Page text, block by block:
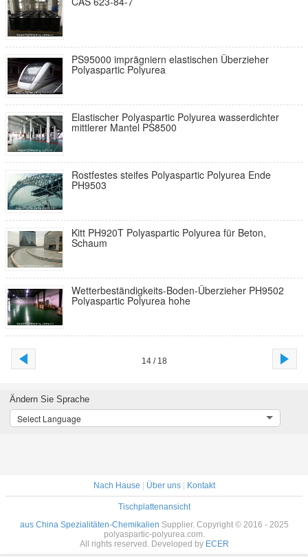
PS95000 imprägniern elastischen Überzieher
Polyaspartic Polyurea
Elastischer Polyaspartic Polyurea wasserdichter
mittlerer Mantel PS8500
Rostfestes steifes Polyaspartic Polyurea Ende
PH9503
Kitt PH920T Polyaspartic Polyurea für Beton,
Schaum
Wetterbeständigkeits-Boden-Überzieher PH9502
Polyaspartic Polyurea hohe
14 / 18
Ändern Sie Sprache
Select Language
Nach Hause Über uns| Kontakt
Tischplattenansicht
aus China Spezialitäten-Chemikalien Supplier. Copyright © 2016 - 2025
polyaspartic-polyurea.com.
All rights reserved. Developed by ECER